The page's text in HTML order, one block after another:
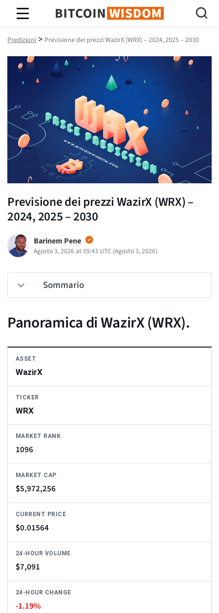
Saggezza Bitcoin
Predizioni > Previsione dei prezzi WazirX (WRX) – 2024, 2025 – 2030
Previsione dei prezzi WazirX (WRX) –
2024, 2025 – 2030
Barinem Pene
Agosto 3, 2026 at 09:43 UTC (Agosto 3, 2026)
Sommario
Panoramica di WazirX (WRX).
ASSET
WazirX
TICKER
WRX
MARKET RANK
1096
MARKET CAP
$5,972,256
CURRENT PRICE
$0.01564
24-HOUR VOLUME
$7,091
24-HOUR CHANGE
-1.19%